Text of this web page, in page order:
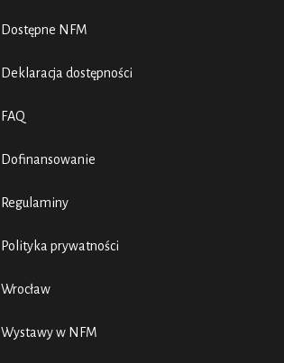
Dostępne NFM
Deklaracja dostępności
FAQ
Dofinansowanie
Regulaminy
Polityka prywatności
Wrocław
Wystawy w NFM